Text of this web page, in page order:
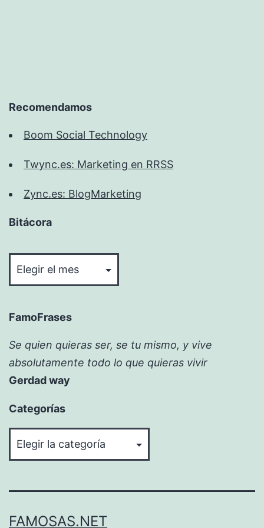
Recomendamos
Boom Social Technology
Twync.es: Marketing en RRSS
Zync.es: BlogMarketing
Bitácora
FamoFrases
Se quien quieras ser, se tu mismo, y vive
absolutamente todo lo que quieras vivir
Gerdad way
Categorías
FAMOSAS.NET